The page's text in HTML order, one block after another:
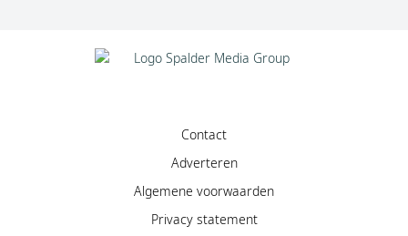
Contact
Adverteren
Algemene voorwaarden
Privacy statement